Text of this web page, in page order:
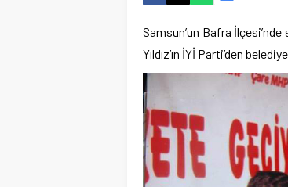
Samsun’un Bafra
Yıldız’ın İYİ Parti’den